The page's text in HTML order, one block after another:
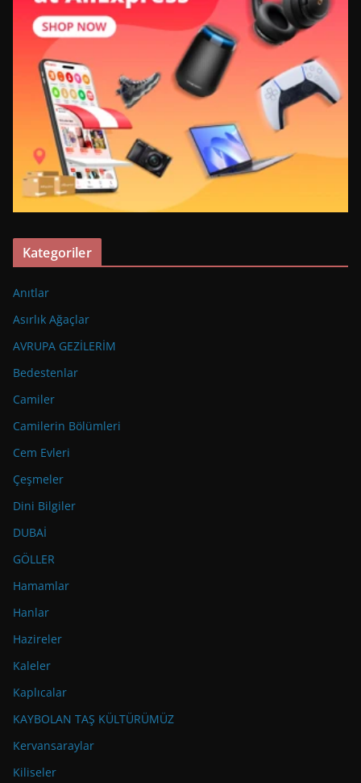
Kategoriler
Anıtlar
Asırlık Ağaçlar
AVRUPA GEZİLERİM
Bedestenlar
Camiler
Camilerin Bölümleri
Cem Evleri
Çeşmeler
Dini Bilgiler
DUBAİ
GÖLLER
Hamamlar
Hanlar
Hazireler
Kaleler
Kaplıcalar
KAYBOLAN TAŞ KÜLTÜRÜMÜZ
Kervansaraylar
Kiliseler